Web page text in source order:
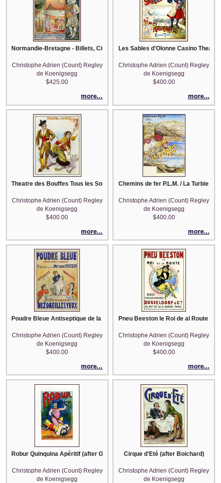
Normandie-Bretagne - Billets, Circulaires, ou d'Aller et Retour (after Paul
Christophe Adrien (Count) Regley
de Koenigsegg
$425.00
more...
Les Sables d'Olonne Casino
Christophe Adrien (Count) Regley
de Koenigsegg
$400.00
more...
Theatre des Bouffes Tous les Soirs (after Pal)
Christophe Adrien (Count) Regley
de Koenigsegg
$400.00
more...
Chemins de fer P.L.M. / La Turbie
Christophe Adrien (Count) Regley
de Koenigsegg
$400.00
more...
Poudre Bleue Antiseptique de la Famille (after Firmin Bouisset)
Christophe Adrien (Count) Regley
de Koenigsegg
$400.00
more...
Pneu Beeston le Roi de al Route
Christophe Adrien (Count) Regley
de Koenigsegg
$400.00
more...
Robur Quinquina Apéritif (after Guillaume)
Christophe Adrien (Count) Regley
de Koenigsegg
Cirque d'Eté (after Boichard)
Christophe Adrien (Count) Regley
de Koenigsegg